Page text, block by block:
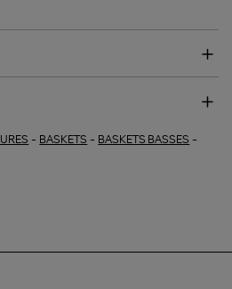
- BASKETS - BASKETS BASSES -